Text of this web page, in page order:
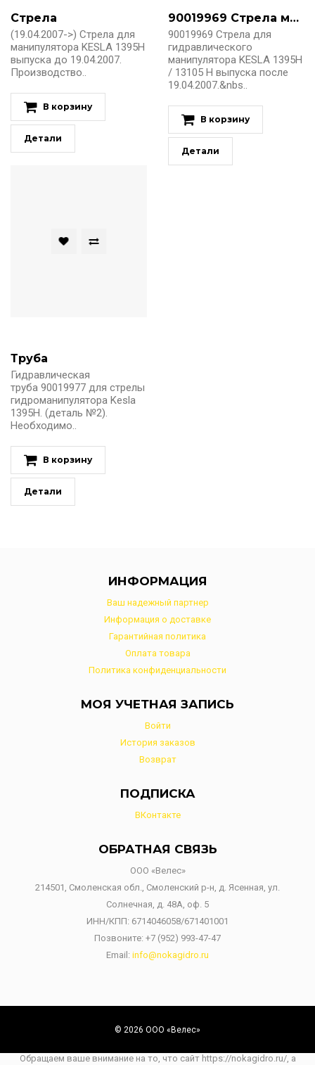
Стрела
(19.04.2007->) Стрела для
манипулятора KESLA 1395H
выпуска до 19.04.2007.
Производство..
В корзину
Детали
90019969 Стрела манипулятора Kesla 1395H
90019969 Стрела для
гидравлического
манипулятора KESLA 1395H
/ 13105 H выпуска после
19.04.2007.&nbs..
В корзину
Детали
Труба
Гидравлическая
труба 90019977 для стрелы
гидроманипулятора Kesla
1395H. (деталь №2).
Необходимо..
В корзину
Детали
ИНФОРМАЦИЯ
Ваш надежный партнер
Информация о доставке
Гарантийная политика
Оплата товара
Политика конфиденциальности
МОЯ УЧЕТНАЯ ЗАПИСЬ
Войти
История заказов
Возврат
ПОДПИСКА
ВКонтакте
ОБРАТНАЯ СВЯЗЬ
ООО «Велес»
214501, Смоленская обл., Смоленский р-н, д. Ясенная, ул.
Солнечная, д. 48А, оф. 5
ИНН/КПП: 6714046058/671401001
Позвоните: +7 (952) 993-47-47
Email: info@nokagidro.ru
© 2026 ООО «Велес»
Обращаем ваше внимание на то, что сайт https://nokagidro.ru/, а